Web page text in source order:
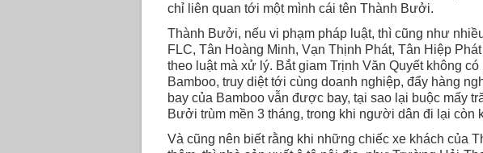
chỉ liên quan tới một mình cái tên Thành Bưởi.
Thành Bưởi, nếu vi phạm pháp luật, thì cũng như
FLC, Tân Hoàng Minh, Vạn Thịnh Phát, Tân Hiệp
theo luật mà xử lý. Bắt giam Trịnh Văn Quyết không
Bamboo, truy diệt tới cùng doanh nghiệp, đẩy hàng
bay của Bamboo vẫn được bay, tại sao lại buộc mấy
Bưởi trùm mền 3 tháng, trong khi người dân đi lại còn
Và cũng nên biết rằng khi những chiếc xe khách của